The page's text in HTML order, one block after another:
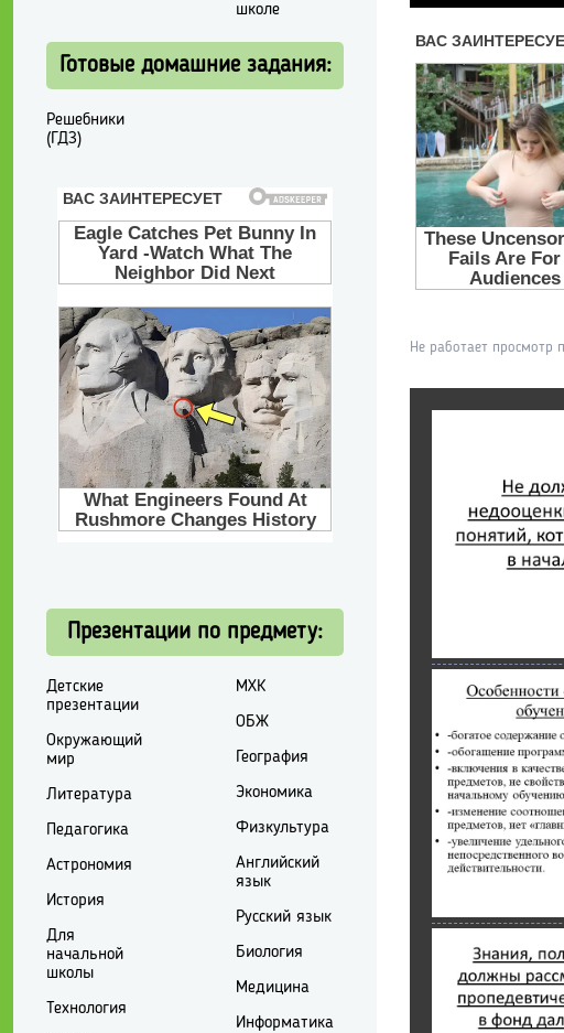
Не работает просмотр
школе
Готовые домашние задания:
Решебники
(ГДЗ)
Презентации по предмету:
Детские
презентации
Окружающий
мир
Литература
Педагогика
Астрономия
История
Для
начальной
школы
Технология
МХК
ОБЖ
География
Экономика
Физкультура
Английский
язык
Русский язык
Биология
Медицина
Информатика